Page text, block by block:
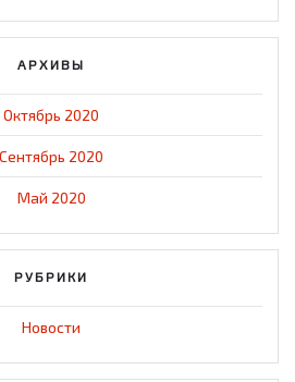
АРХИВЫ
Октябрь 2020
Сентябрь 2020
Май 2020
РУБРИКИ
Новости